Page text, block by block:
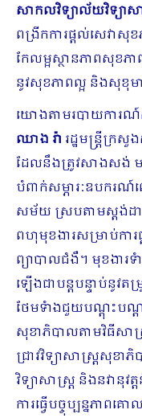
សាកលវិទ្យាល័យវិទ្យា
ពង្រីកការផ្តល់សេវា
កែលម្អស្ថានភាពសុខភា
នូវសុខភាពល្អ និងសុខុម
យោងតាមរបាយការណ៍ស
ឈាង រ៉ា រដ្ឋមន្រ្តីក្រ
ដែលនឹងត្រូវសាងសង់ ម
បំពាក់សម្ភារៈឧបករណ៍
សម័យ ស្របតាមស្តង់ដាអ
ពហុមុខងារសម្រាប់ការផ្
ព្យាបាលជំងឺ។ មុខងារទំ
ឡើងជាបន្តបន្ទាប់នូវត
ថែមទំាងជួយបណ្តុះបណ្
សុខាភិបាល​តាមវិធីសាស្
ជ្រាវវិទ្យាសាស្រ្តសុខ
វិទ្យាសាស្រ្ត និងនវានុ
ការធ្វើបច្ចុប្បន្នភ